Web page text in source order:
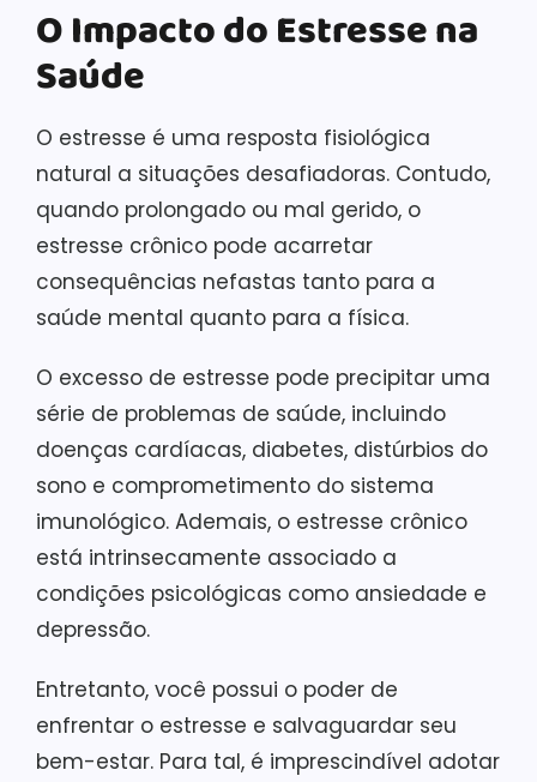
O Impacto do Estresse na
Saúde
O estresse é uma resposta fisiológica
natural a situações desafiadoras. Contudo,
quando prolongado ou mal gerido, o
estresse crônico pode acarretar
consequências nefastas tanto para a
saúde mental quanto para a física.
O excesso de estresse pode precipitar uma
série de problemas de saúde, incluindo
doenças cardíacas, diabetes, distúrbios do
sono e comprometimento do sistema
imunológico. Ademais, o estresse crônico
está intrinsecamente associado a
condições psicológicas como ansiedade e
depressão.
Entretanto, você possui o poder de
enfrentar o estresse e salvaguardar seu
bem-estar. Para tal, é imprescindível adotar